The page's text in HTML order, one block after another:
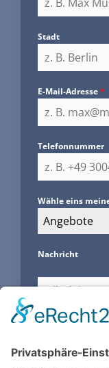
Stadt
E-Mail-Adresse*
Telefonnummer
Wähle eins
Angebote
Nachricht